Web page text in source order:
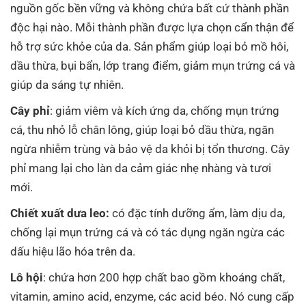
nguồn gốc bền vững và không chứa bất cứ thành phần
độc hại nào. Mỗi thành phần được lựa chọn cẩn thận để
hỗ trợ sức khỏe của da. Sản phẩm giúp loại bỏ mồ hôi,
dầu thừa, bụi bẩn, lớp trang điểm, giảm mụn trứng cá và
giúp da sáng tự nhiên.
Cây phỉ: giảm viêm và kích ứng da, chống mụn trứng
cá, thu nhỏ lỗ chân lông, giúp loại bỏ dầu thừa, ngăn
ngừa nhiễm trùng và bảo vệ da khỏi bị tổn thương. Cây
phỉ mang lại cho làn da cảm giác nhẹ nhàng và tươi
mới.
Chiết xuất dưa leo: có đặc tính dưỡng ẩm, làm dịu da,
chống lại mụn trứng cá và có tác dụng ngăn ngừa các
dấu hiệu lão hóa trên da.
Lô hội: chứa hơn 200 hợp chất bao gồm khoáng chất,
vitamin, amino acid, enzyme, các acid béo. Nó cung cấp